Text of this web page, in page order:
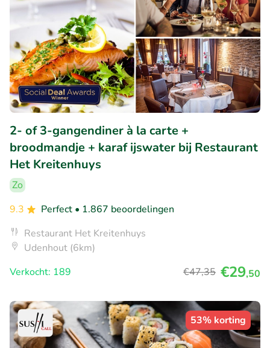
2- of 3-gangendiner à la carte +
broodmandje + karaf ijswater bij Restaurant
Het Kreitenhuys
Zo
9.3
Perfect • 1.867 beoordelingen
Restaurant Het Kreitenhuys
Udenhout (6km)
Verkocht: 189
€47,35 €29,50
53% korting